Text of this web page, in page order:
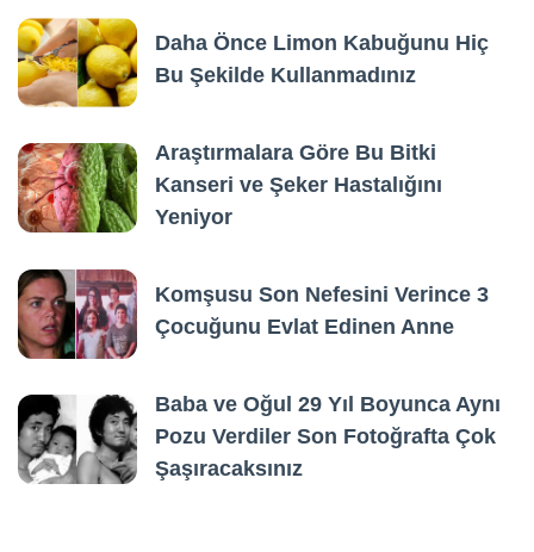
Daha Önce Limon Kabuğunu Hiç
Bu Şekilde Kullanmadınız
Araştırmalara Göre Bu Bitki
Kanseri ve Şeker Hastalığını
Yeniyor
Komşusu Son Nefesini Verince 3
Çocuğunu Evlat Edinen Anne
Baba ve Oğul 29 Yıl Boyunca Aynı
Pozu Verdiler Son Fotoğrafta Çok
Şaşıracaksınız